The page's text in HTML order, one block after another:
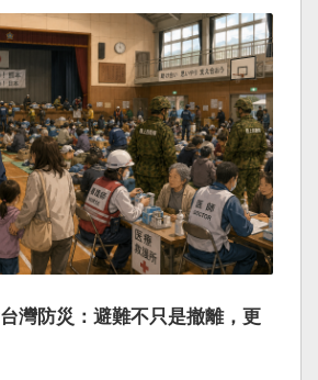
灣防災：避難不只是撤離，更